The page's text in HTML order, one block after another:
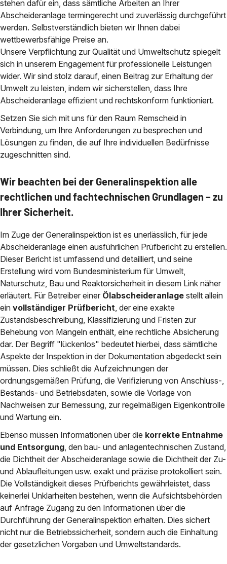
stehen dafür ein, dass sämtliche Arbeiten an Ihrer
Abscheideranlage termingerecht und zuverlässig durchgeführt
werden. Selbstverständlich bieten wir Ihnen dabei
wettbewerbsfähige Preise an.
Unsere Verpflichtung zur Qualität und Umweltschutz spiegelt
sich in unserem Engagement für professionelle Leistungen
wider. Wir sind stolz darauf, einen Beitrag zur Erhaltung der
Umwelt zu leisten, indem wir sicherstellen, dass Ihre
Abscheideranlage effizient und rechtskonform funktioniert.
Setzen Sie sich mit uns für den Raum Remscheid in
Verbindung, um Ihre Anforderungen zu besprechen und
Lösungen zu finden, die auf Ihre individuellen Bedürfnisse
zugeschnitten sind.
Wir beachten bei der Generalinspektion alle
rechtlichen und fachtechnischen Grundlagen – zu
Ihrer Sicherheit.
Im Zuge der Generalinspektion ist es unerlässlich, für jede
Abscheideranlage einen ausführlichen Prüfbericht zu erstellen.
Dieser Bericht ist umfassend und detailliert, und seine
Erstellung wird vom Bundesministerium für Umwelt,
Naturschutz, Bau und Reaktorsicherheit in diesem Link näher
erläutert. Für Betreiber einer Ölabscheideranlage stellt allein
ein vollständiger Prüfbericht, der eine exakte
Zustandsbeschreibung, Klassifizierung und Fristen zur
Behebung von Mängeln enthält, eine rechtliche Absicherung
dar. Der Begriff "lückenlos" bedeutet hierbei, dass sämtliche
Aspekte der Inspektion in der Dokumentation abgedeckt sein
müssen. Dies schließt die Aufzeichnungen der
ordnungsgemäßen Prüfung, die Verifizierung von Anschluss-,
Bestands- und Betriebsdaten, sowie die Vorlage von
Nachweisen zur Bemessung, zur regelmäßigen Eigenkontrolle
und Wartung ein.
Ebenso müssen Informationen über die korrekte Entnahme
und Entsorgung, den bau- und anlagentechnischen Zustand,
die Dichtheit der Abscheideranlage sowie die Dichtheit der Zu-
und Ablaufleitungen usw. exakt und präzise protokolliert sein.
Die Vollständigkeit dieses Prüfberichts gewährleistet, dass
keinerlei Unklarheiten bestehen, wenn die Aufsichtsbehörden
auf Anfrage Zugang zu den Informationen über die
Durchführung der Generalinspektion erhalten. Dies sichert
nicht nur die Betriebssicherheit, sondern auch die Einhaltung
der gesetzlichen Vorgaben und Umweltstandards.